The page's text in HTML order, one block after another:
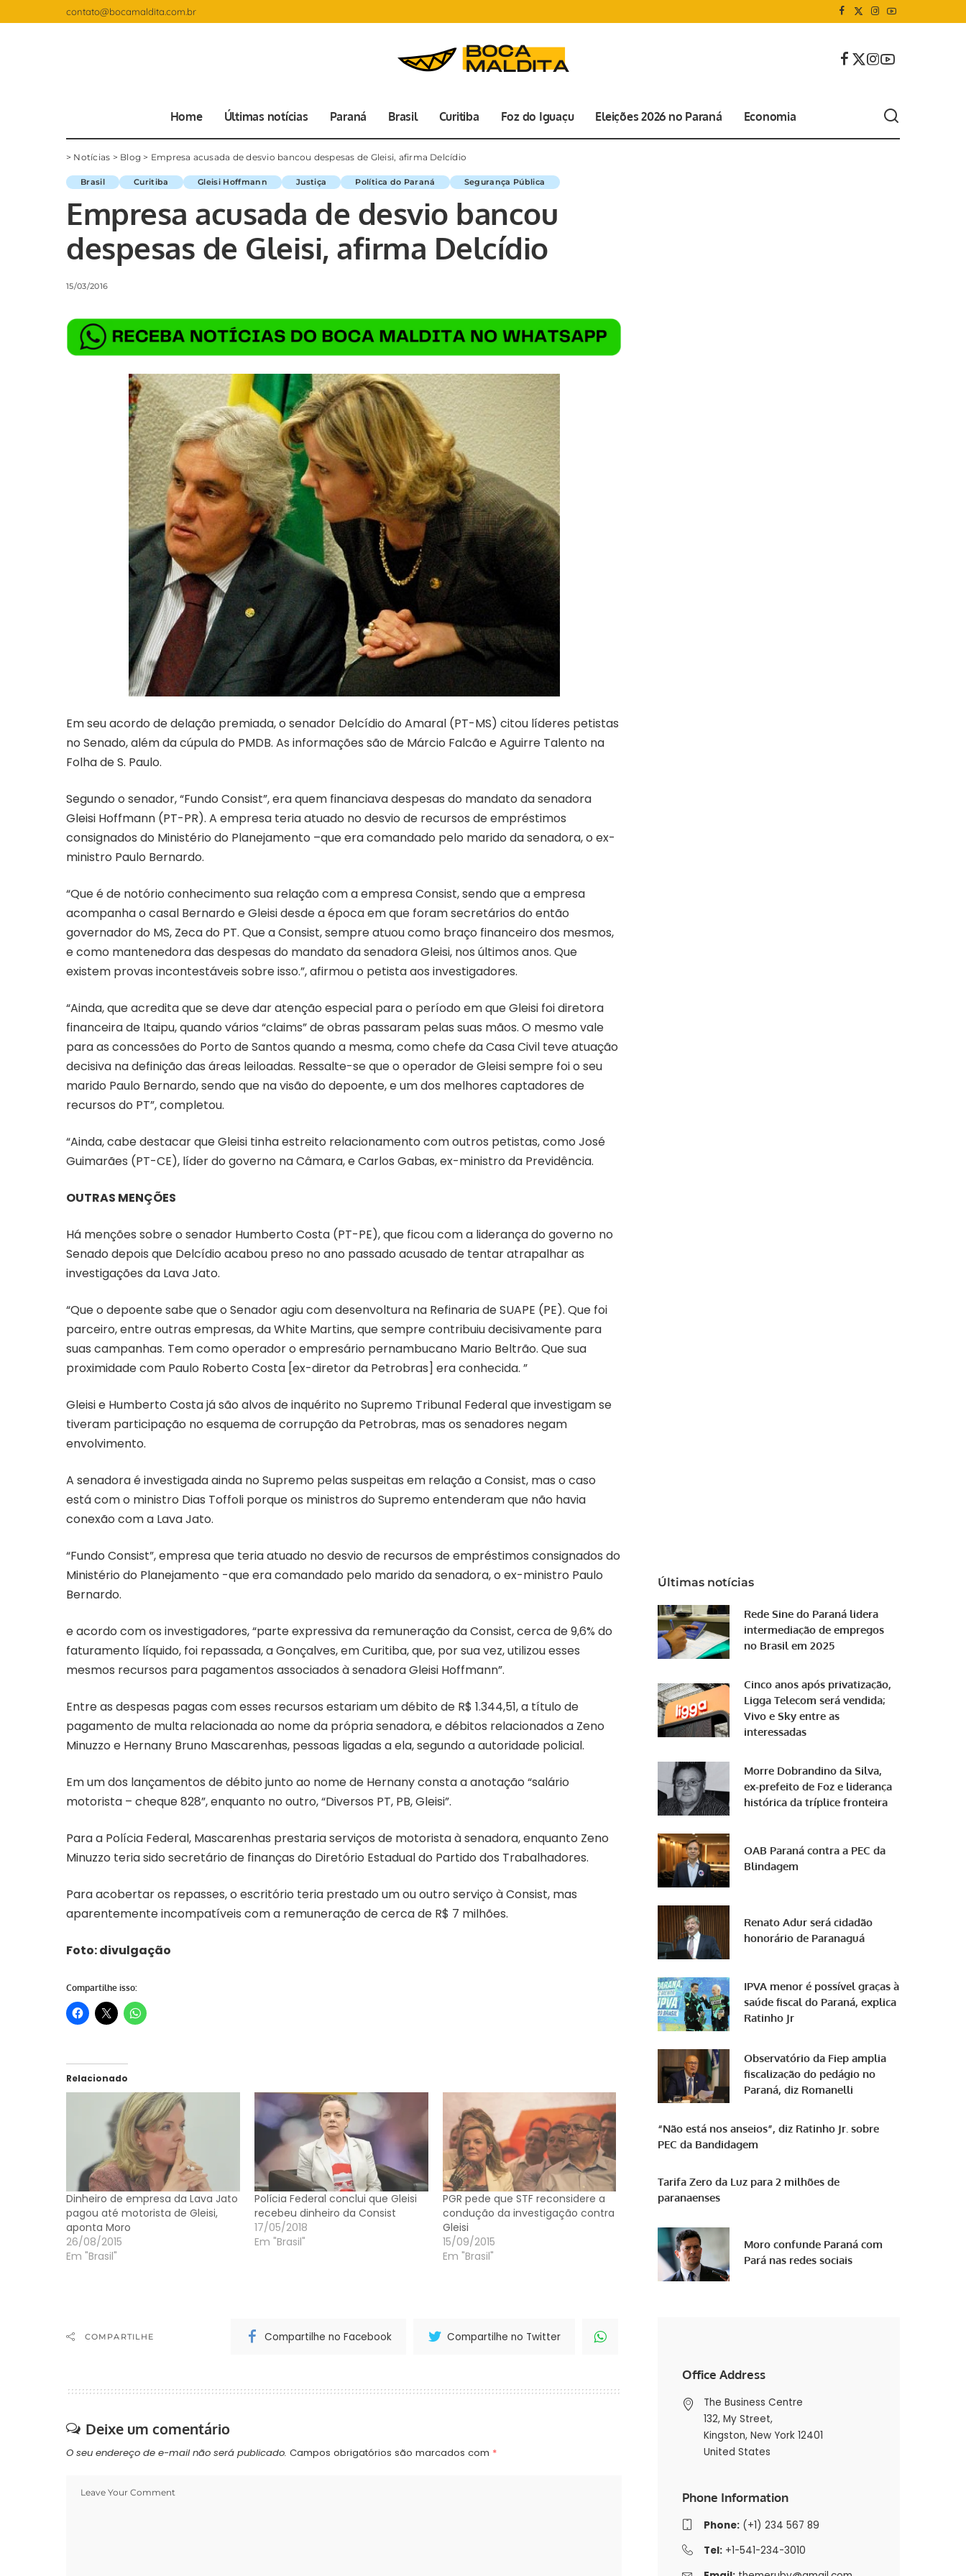
contato@bocamaldita.com.br
Home Últimas notícias Paraná Brasil Curitiba Foz do Iguaçu Eleições 2026 no Paraná Economia
> Notícias > Blog > Empresa acusada de desvio bancou despesas de Gleisi, afirma Delcídio
Brasil Curitiba Gleisi Hoffmann Justiça Política do Paraná Segurança Pública
Empresa acusada de desvio bancou
despesas de Gleisi, afirma Delcídio
15/03/2016
Em seu acordo de delação premiada, o senador Delcídio do Amaral (PT-MS) citou líderes petistas
no Senado, além da cúpula do PMDB. As informações são de Márcio Falcão e Aguirre Talento na
Folha de S. Paulo.
Segundo o senador, “Fundo Consist”, era quem financiava despesas do mandato da senadora
Gleisi Hoffmann (PT-PR). A empresa teria atuado no desvio de recursos de empréstimos
consignados do Ministério do Planejamento –que era comandado pelo marido da senadora, o ex-
ministro Paulo Bernardo.
“Que é de notório conhecimento sua relação com a empresa Consist, sendo que a empresa
acompanha o casal Bernardo e Gleisi desde a época em que foram secretários do então
governador do MS, Zeca do PT. Que a Consist, sempre atuou como braço financeiro dos mesmos,
e como mantenedora das despesas do mandato da senadora Gleisi, nos últimos anos. Que
existem provas incontestáveis sobre isso.”, afirmou o petista aos investigadores.
“Ainda, que acredita que se deve dar atenção especial para o período em que Gleisi foi diretora
financeira de Itaipu, quando vários “claims” de obras passaram pelas suas mãos. O mesmo vale
para as concessões do Porto de Santos quando a mesma, como chefe da Casa Civil teve atuação
decisiva na definição das áreas leiloadas. Ressalte-se que o operador de Gleisi sempre foi o seu
marido Paulo Bernardo, sendo que na visão do depoente, e um dos melhores captadores de
recursos do PT”, completou.
“Ainda, cabe destacar que Gleisi tinha estreito relacionamento com outros petistas, como José
Guimarães (PT-CE), líder do governo na Câmara, e Carlos Gabas, ex-ministro da Previdência.
OUTRAS MENÇÕES
Há menções sobre o senador Humberto Costa (PT-PE), que ficou com a liderança do governo no
Senado depois que Delcídio acabou preso no ano passado acusado de tentar atrapalhar as
investigações da Lava Jato.
“Que o depoente sabe que o Senador agiu com desenvoltura na Refinaria de SUAPE (PE). Que foi
parceiro, entre outras empresas, da White Martins, que sempre contribuiu decisivamente para
suas campanhas. Tem como operador o empresário pernambucano Mario Beltrão. Que sua
proximidade com Paulo Roberto Costa [ex-diretor da Petrobras] era conhecida. ”
Gleisi e Humberto Costa já são alvos de inquérito no Supremo Tribunal Federal que investigam se
tiveram participação no esquema de corrupção da Petrobras, mas os senadores negam
envolvimento.
A senadora é investigada ainda no Supremo pelas suspeitas em relação a Consist, mas o caso
está com o ministro Dias Toffoli porque os ministros do Supremo entenderam que não havia
conexão com a Lava Jato.
“Fundo Consist”, empresa que teria atuado no desvio de recursos de empréstimos consignados do
Ministério do Planejamento -que era comandado pelo marido da senadora, o ex-ministro Paulo
Bernardo.
e acordo com os investigadores, “parte expressiva da remuneração da Consist, cerca de 9,6% do
faturamento líquido, foi repassada, a Gonçalves, em Curitiba, que, por sua vez, utilizou esses
mesmos recursos para pagamentos associados à senadora Gleisi Hoffmann”.
Entre as despesas pagas com esses recursos estariam um débito de R$ 1.344,51, a título de
pagamento de multa relacionada ao nome da própria senadora, e débitos relacionados a Zeno
Minuzzo e Hernany Bruno Mascarenhas, pessoas ligadas a ela, segundo a autoridade policial.
Em um dos lançamentos de débito junto ao nome de Hernany consta a anotação “salário
motorista – cheque 828”, enquanto no outro, “Diversos PT, PB, Gleisi”.
Para a Polícia Federal, Mascarenhas prestaria serviços de motorista à senadora, enquanto Zeno
Minuzzo teria sido secretário de finanças do Diretório Estadual do Partido dos Trabalhadores.
Para acobertar os repasses, o escritório teria prestado um ou outro serviço à Consist, mas
aparentemente incompatíveis com a remuneração de cerca de R$ 7 milhões.
Foto: divulgação
Compartilhe isso:
Relacionado
Dinheiro de empresa da Lava Jato
pagou até motorista de Gleisi,
aponta Moro
26/08/2015
Em "Brasil"
Polícia Federal conclui que Gleisi
recebeu dinheiro da Consist
17/05/2018
Em "Brasil"
PGR pede que STF reconsidere a
condução da investigação contra
Gleisi
15/09/2015
Em "Brasil"
COMPARTILHE Compartilhe no Facebook Compartilhe no Twitter
Deixe um comentário
O seu endereço de e-mail não será publicado. Campos obrigatórios são marcados com *
Últimas notícias
Rede Sine do Paraná lidera
intermediação de empregos
no Brasil em 2025
Cinco anos após privatização,
Ligga Telecom será vendida;
Vivo e Sky entre as
interessadas
Morre Dobrandino da Silva,
ex-prefeito de Foz e liderança
histórica da tríplice fronteira
OAB Paraná contra a PEC da
Blindagem
Renato Adur será cidadão
honorário de Paranaguá
IPVA menor é possível graças à
saúde fiscal do Paraná, explica
Ratinho Jr
Observatório da Fiep amplia
fiscalização do pedágio no
Paraná, diz Romanelli
“Não está nos anseios”, diz Ratinho Jr. sobre
PEC da Bandidagem
Tarifa Zero da Luz para 2 milhões de
paranaenses
Moro confunde Paraná com
Pará nas redes sociais
Office Address
The Business Centre
132, My Street,
Kingston, New York 12401
United States
Phone Information
Phone:(+1) 234 567 89
Tel:+1-541-234-3010